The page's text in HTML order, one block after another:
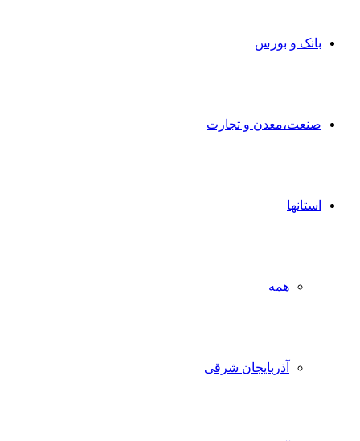
بانک و بورس
صنعت،معدن و تجارت
استانها
همه
آذربایجان شرقی